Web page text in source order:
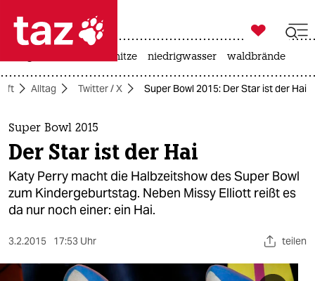
 taz zahl ich
taz zahl ich
themen
politik
öko

taz zahl ich
hitze niedrigwasser waldbrände
Alltag Twitter / X Super Bowl 2015: Der Star ist der Hai
Super Bowl 2015
Der Star ist der Hai
Katy Perry macht die Halbzeitshow des Super Bowl
zum Kindergeburtstag. Neben Missy Elliott reißt es
da nur noch einer: ein Hai.
3.2.2015 17:53 Uhr teilen